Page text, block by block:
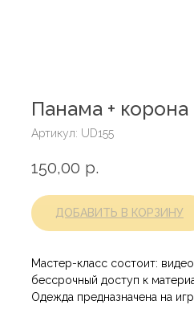
Панама + корона
Артикул: UD155
150,00 р.
ДОБАВИТЬ В КОРЗИНУ
Мастер-класс состоит: видео
бессрочный доступ к
Одежда предназначена на